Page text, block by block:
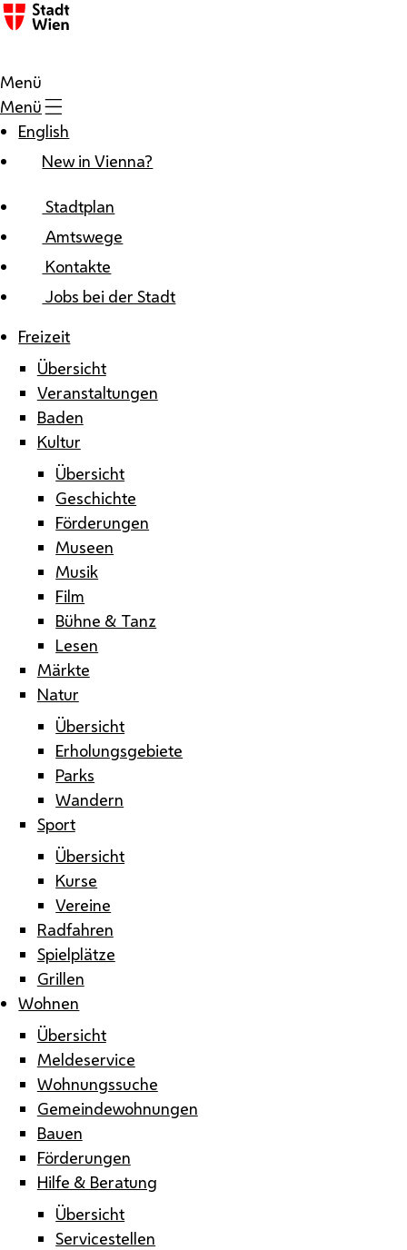
Zum Inhalt
Menü
Menü
English
New in Vienna?
Stadtplan
Amtswege
Kontakte
Jobs bei der Stadt
Freizeit
Übersicht
Veranstaltungen
Baden
Kultur
Übersicht
Geschichte
Förderungen
Museen
Musik
Film
Bühne & Tanz
Lesen
Märkte
Natur
Übersicht
Erholungsgebiete
Parks
Wandern
Sport
Übersicht
Kurse
Vereine
Radfahren
Spielplätze
Grillen
Wohnen
Übersicht
Meldeservice
Wohnungssuche
Gemeindewohnungen
Bauen
Förderungen
Hilfe & Beratung
Übersicht
Servicestellen